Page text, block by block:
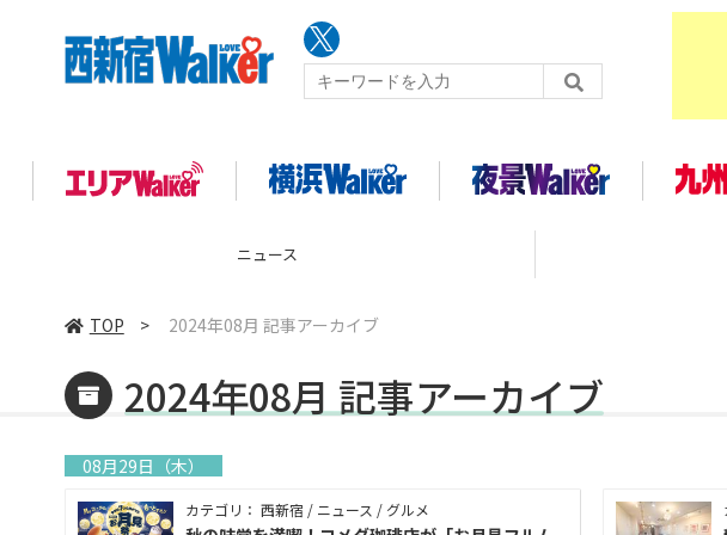
コラム
TOP > 2024年08月 記事アーカイブ
2024年08月 記事アーカイブ
08月29日（木）
カテゴリ： 西新宿 / ニュース / グルメ